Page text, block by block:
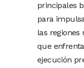
principales
para
las regiones
que
ejecución